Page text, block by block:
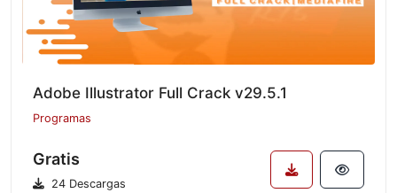
Adobe Illustrator Full Crack v29.5.1
Programas
Gratis
24 Descargas